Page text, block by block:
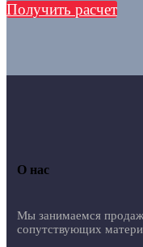
Получить расчет
О нас
Мы занимаемся
сопутствующих